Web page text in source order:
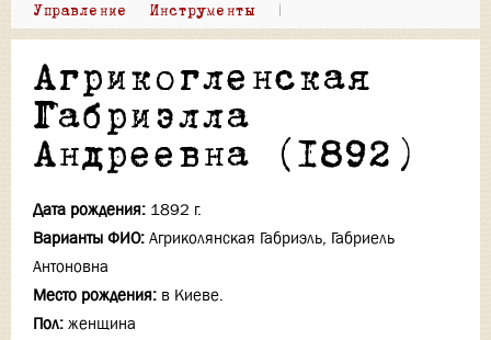
Управление Инструменты |
Агрикогленская
Габриэлла
Андреевна (1892)
Дата рождения: 1892 г.
Варианты ФИО: Агриколянская Габриэль, Габриель
Антоновна
Место рождения: в Киеве.
Пол: женщина